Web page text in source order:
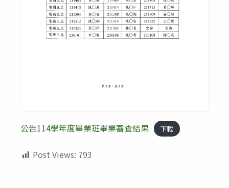
公告114學年度畢業班畢業審查結果 下載
Post Views: 793